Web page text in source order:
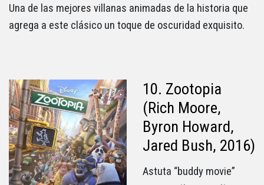
Una de las mejores villanas animadas de la historia que
agrega a este clásico un toque de oscuridad exquisito.
10. Zootopia
(Rich Moore,
Byron Howard,
Jared Bush, 2016)
Astuta “buddy movie”